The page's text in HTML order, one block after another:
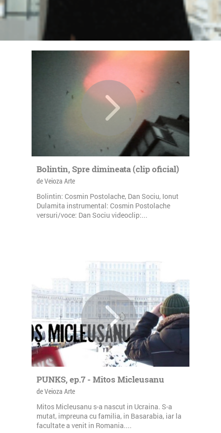
Bolintin, Spre dimineata (clip oficial)
de Veioza Arte
Bolintin: Cosmin Postolache, Dan Sociu, Ionut
Dulamita instrumental: Cosmin Postolache
versuri/voce: Dan Sociu videoclip:...
PUNKS, ep.7 - Mitos Micleusanu
de Veioza Arte
Mitos Micleusanu s-a nascut in Ucraina. S-a
mutat, impreuna cu familia, in Basarabia, iar la
facultate a venit in Romania....